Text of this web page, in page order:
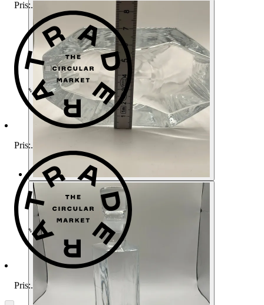
Pris:.
Pris:.
Pris:.